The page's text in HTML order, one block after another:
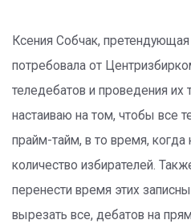
Ксения Собчак,
потребовала от
теледебатов и проведения их
настаиваю на том, чтобы все
прайм-тайм, в то время, когда
количество избирателей.
перенести время этих
вырезать все, дебатов на